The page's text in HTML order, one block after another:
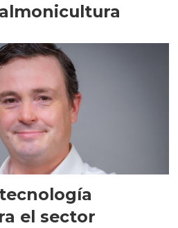
el sector